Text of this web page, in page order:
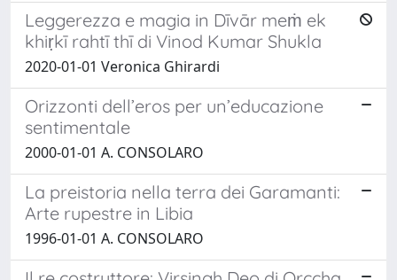
Leggerezza e magia in Dīvār meṁ ek
khiṛkī rahtī thī di Vinod Kumar Shukla
2020-01-01 Veronica Ghirardi
Orizzonti dell’eros per un’educazione
sentimentale
2000-01-01 A. CONSOLARO
La preistoria nella terra dei Garamanti:
Arte rupestre in Libia
1996-01-01 A. CONSOLARO